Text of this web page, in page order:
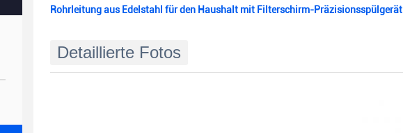
Rohrleitung aus Edelstahl für den Haushalt mit Filterschirm-Präzisionsspülgerät
Detaillierte Fotos